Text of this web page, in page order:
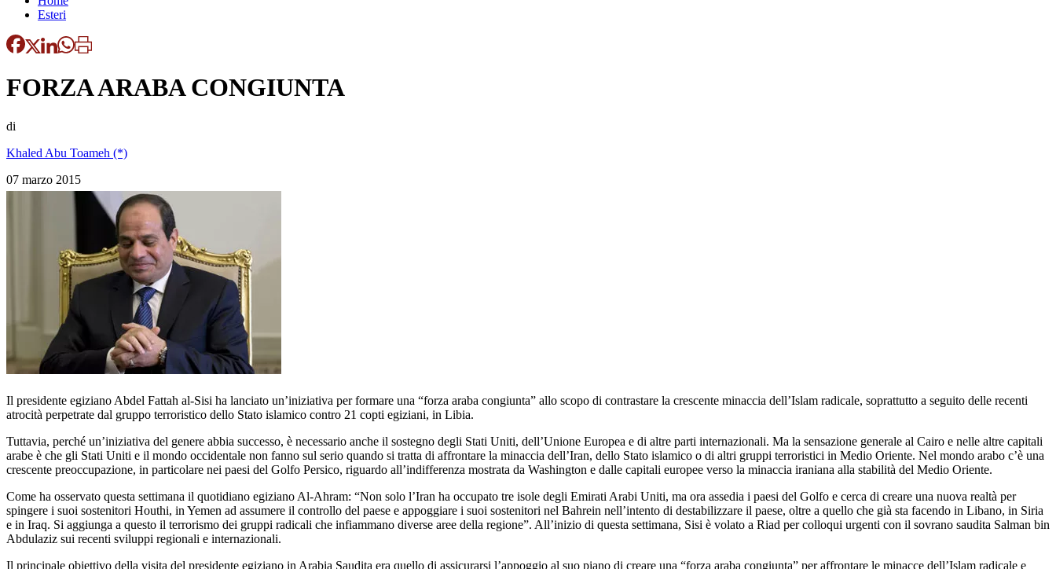
Esteri
FORZA ARABA CONGIUNTA
di
Khaled Abu Toameh (*)
07 marzo 2015
Il presidente egiziano Abdel Fattah al-Sisi ha lanciato un’iniziativa per formare una “forza araba congiunta” allo scopo di contrastare la crescente minaccia dell’Islam radicale, soprattutto a seguito delle recenti
atrocità perpetrate dal gruppo terroristico dello Stato islamico contro 21 copti egiziani, in Libia.
Tuttavia, perché un’iniziativa del genere abbia successo, è necessario anche il sostegno degli Stati Uniti, dell’Unione Europea e di altre parti internazionali. Ma la sensazione generale al Cairo e nelle altre capitali
arabe è che gli Stati Uniti e il mondo occidentale non fanno sul serio quando si tratta di affrontare la minaccia dell’Iran, dello Stato islamico o di altri gruppi terroristici in Medio Oriente. Nel mondo arabo c’è una
crescente preoccupazione, in particolare nei paesi del Golfo Persico, riguardo all’indifferenza mostrata da Washington e dalle capitali europee verso la minaccia iraniana alla stabilità del Medio Oriente.
Come ha osservato questa settimana il quotidiano egiziano Al-Ahram: “Non solo l’Iran ha occupato tre isole degli Emirati Arabi Uniti, ma ora assedia i paesi del Golfo e cerca di creare una nuova realtà per
spingere i suoi sostenitori Houthi, in Yemen ad assumere il controllo del paese e appoggiare i suoi sostenitori nel Bahrein nell’intento di destabilizzare il paese, oltre a quello che già sta facendo in Libano, in Siria
e in Iraq. Si aggiunga a questo il terrorismo dei gruppi radicali che infiammano diverse aree della regione”. All’inizio di questa settimana, Sisi è volato a Riad per colloqui urgenti con il sovrano saudita Salman bin
Abdulaziz sui recenti sviluppi regionali e internazionali.
Il principale obiettivo della visita del presidente egiziano in Arabia Saudita era quello di assicurarsi l’appoggio al suo piano di creare una “forza araba congiunta” per affrontare le minacce dell’Islam radicale e